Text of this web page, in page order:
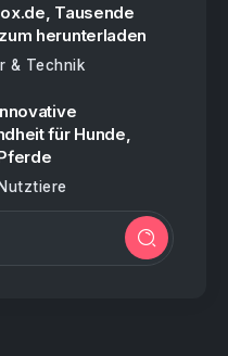
Tausende
herunterladen
& Technik
für Hunde,